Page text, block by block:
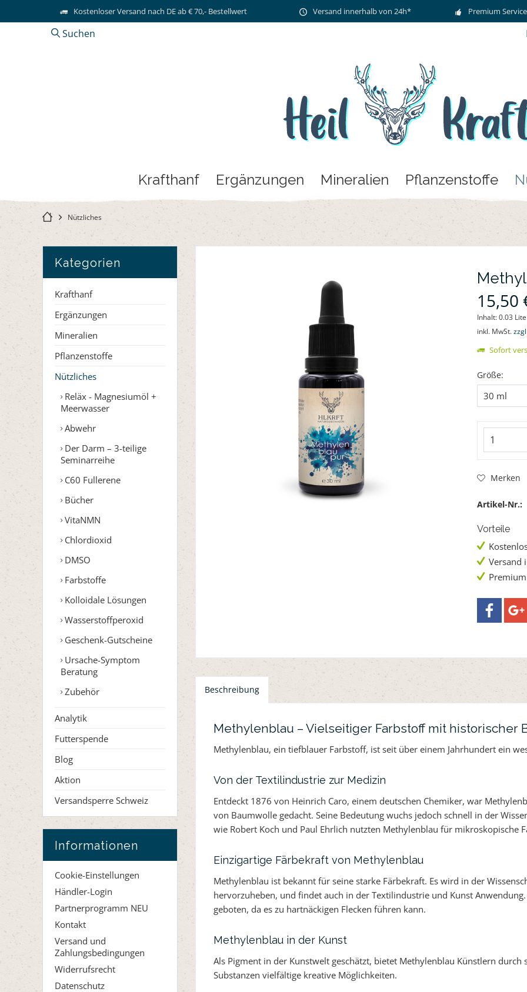
Kostenloser Versand nach DE ab € 70,- Bestellwert Versand innerhalb von 24h* Premium Service
Suchen
Krafthanf Ergänzungen Mineralien Pflanzenstoffe
Nützliches
Kategorien
Krafthanf
Ergänzungen
Mineralien
Pflanzenstoffe
Nützliches
Reläx - Magnesiumöl +
Meerwasser
Abwehr
Der Darm – 3-teilige
Seminarreihe
C60 Fullerene
Bücher
VitaNMN
Chlordioxid
DMSO
Farbstoffe
Kolloidale Lösungen
Wasserstoffperoxid
Geschenk-Gutscheine
Ursache-Symptom
Beratung
Zubehör
Analytik
Futterspende
Blog
Aktion
Versandsperre Schweiz
Informationen
Cookie-Einstellungen
Händler-Login
Partnerprogramm NEU
Kontakt
Versand und
Zahlungsbedingungen
Widerrufsrecht
Datenschutz
15,50
Inhalt:0.03
inkl. MwSt.
Sofort
Größe:
Merken
Artikel-Nr.:
Vorteile
Versand
Beschreibung
Methylenblau – Vielseitiger Farbstoff mit historischer
Methylenblau, ein tiefblauer Farbstoff, ist seit über einem Jahrhundert ein
Von der Textilindustrie zur Medizin
Entdeckt 1876 von Heinrich Caro, einem deutschen Chemiker, war
von Baumwolle gedacht. Seine Bedeutung wuchs jedoch schnell in der
wie Robert Koch und Paul Ehrlich nutzten Methylenblau für mikroskopische
Einzigartige Färbekraft von Methylenblau
Methylenblau ist bekannt für seine starke Färbekraft. Es wird in der
hervorzuheben, und findet auch in der Textilindustrie und Kunst
geboten, da es zu hartnäckigen Flecken führen kann.
Methylenblau in der Kunst
Als Pigment in der Kunstwelt geschätzt, bietet Methylenblau Künstlern
Substanzen vielfältige kreative Möglichkeiten.